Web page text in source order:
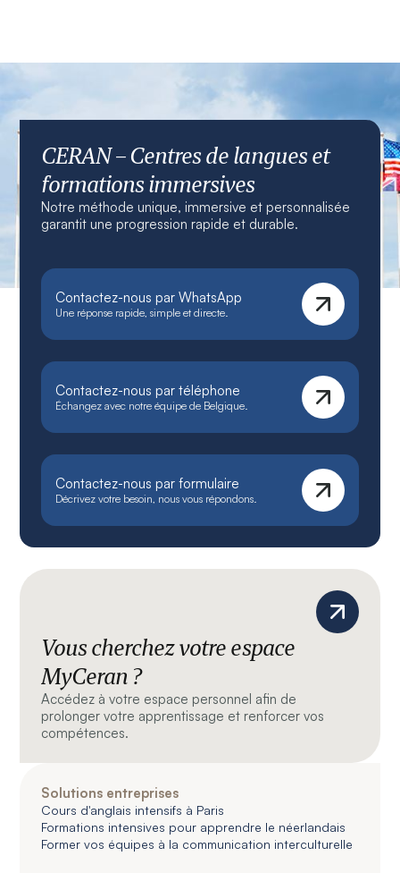
CERAN – Centres de langues et
formations immersives
Notre méthode unique, immersive et personnalisée
garantit une progression rapide et durable.
Contactez-nous par WhatsApp
Une réponse rapide, simple et directe.
Contactez-nous par téléphone
Échangez avec notre équipe de Belgique.
Contactez-nous par formulaire
Décrivez votre besoin, nous vous répondons.
Vous cherchez votre espace
MyCeran ?
Accédez à votre espace personnel afin de
prolonger votre apprentissage et renforcer vos
compétences.
Solutions entreprises
Cours d'anglais intensifs à Paris
Formations intensives pour apprendre le néerlandais
Former vos équipes à la communication interculturelle